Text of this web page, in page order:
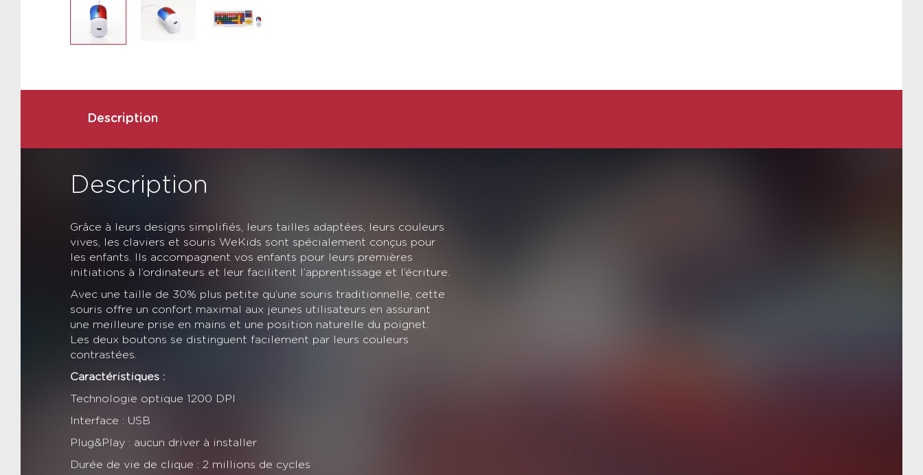
Description
Description
Grâce à leurs designs simplifiés, leurs tailles adaptées, leurs couleurs
vives, les claviers et souris WeKids sont spécialement conçus pour
les enfants. Ils accompagnent vos enfants pour leurs premières
initiations à l’ordinateurs et leur facilitent l’apprentissage et l’écriture.
Avec une taille de 30% plus petite qu’une souris traditionnelle, cette
souris offre un confort maximal aux jeunes utilisateurs en assurant
une meilleure prise en mains et une position naturelle du poignet.
Les deux boutons se distinguent facilement par leurs couleurs
contrastées.
Caractéristiques :
Technologie optique 1200 DPI
Interface : USB
Plug&Play : aucun driver à installer
Durée de vie de clique : 2 millions de cycles